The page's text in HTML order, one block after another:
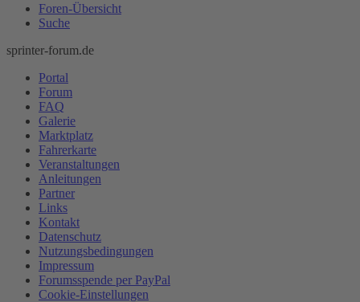
Foren-Übersicht
Suche
sprinter-forum.de
Portal
Forum
FAQ
Galerie
Marktplatz
Fahrerkarte
Veranstaltungen
Anleitungen
Partner
Links
Kontakt
Datenschutz
Nutzungsbedingungen
Impressum
Forumsspende per PayPal
Cookie-Einstellungen